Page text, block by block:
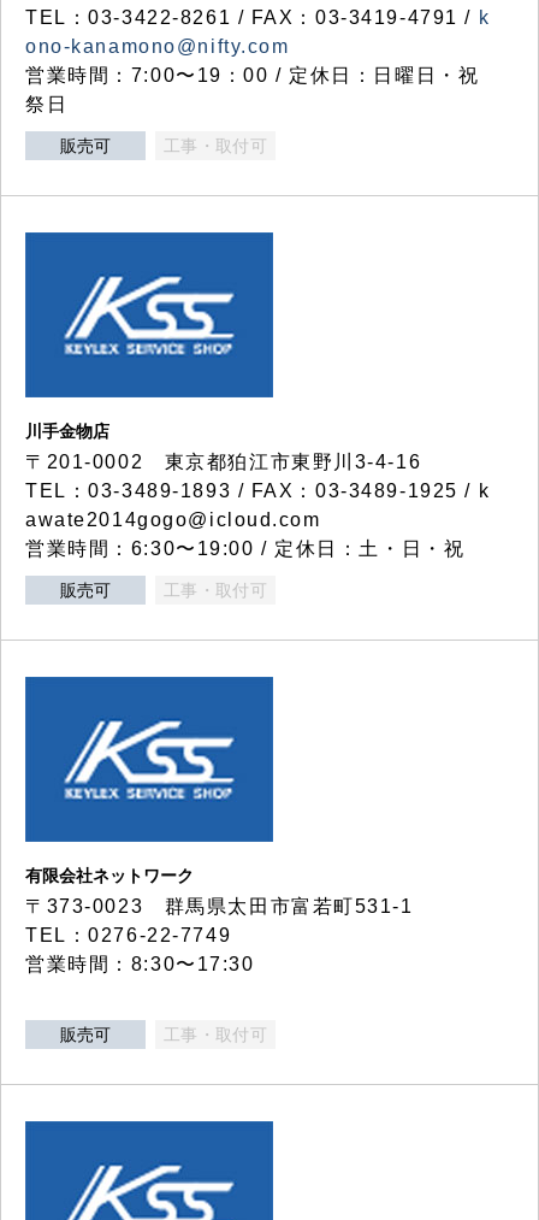
TEL：03-3422-8261 / FAX：03-3419-4791 / k
ono-kanamono@nifty.com
営業時間：7:00〜19：00 / 定休日：日曜日・祝
祭日
販売可 工事・取付可
川手金物店
〒201-0002 東京都狛江市東野川3-4-16
TEL：03-3489-1893 / FAX：03-3489-1925 / k
awate2014gogo@icloud.com
営業時間：6:30〜19:00 / 定休日：土・日・祝
販売可 工事・取付可
有限会社ネットワーク
〒373-0023 群馬県太田市富若町531-1
TEL：0276-22-7749
営業時間：8:30〜17:30
販売可 工事・取付可